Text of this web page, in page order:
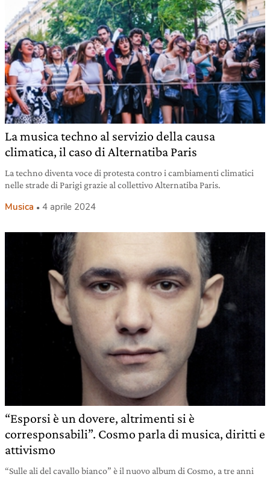
La musica techno al servizio della causa
climatica, il caso di Alternatiba Paris
La techno diventa voce di protesta contro i cambiamenti climatici
nelle strade di Parigi grazie al collettivo Alternatiba Paris.
Musica 4 aprile 2024
“Esporsi è un dovere, altrimenti si è
corresponsabili”. Cosmo parla di musica, diritti e
attivismo
“Sulle ali del cavallo bianco” è il nuovo album di Cosmo, a tre anni